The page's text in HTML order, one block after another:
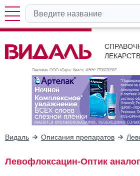
Реклама. ООО «Бауш Хелс», ИНН: 7706782987
Видаль Описания препаратов
Левофлоксацин-Оптик